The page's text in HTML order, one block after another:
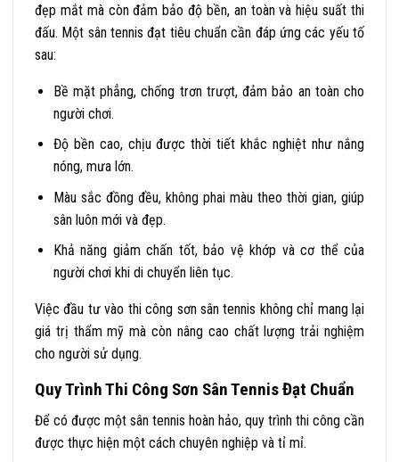
đẹp mắt mà còn đảm bảo độ bền, an toàn và hiệu suất thi
đấu. Một sân tennis đạt tiêu chuẩn cần đáp ứng các yếu tố
sau:
Bề mặt phẳng, chống trơn trượt, đảm bảo an toàn cho
người chơi.
Độ bền cao, chịu được thời tiết khắc nghiệt như nắng
nóng, mưa lớn.
Màu sắc đồng đều, không phai màu theo thời gian, giúp
sân luôn mới và đẹp.
Khả năng giảm chấn tốt, bảo vệ khớp và cơ thể của
người chơi khi di chuyển liên tục.
Việc đầu tư vào thi công sơn sân tennis không chỉ mang lại
giá trị thẩm mỹ mà còn nâng cao chất lượng trải nghiệm
cho người sử dụng.
Quy Trình Thi Công Sơn Sân Tennis Đạt Chuẩn
Để có được một sân tennis hoàn hảo, quy trình thi công cần
được thực hiện một cách chuyên nghiệp và tỉ mỉ.